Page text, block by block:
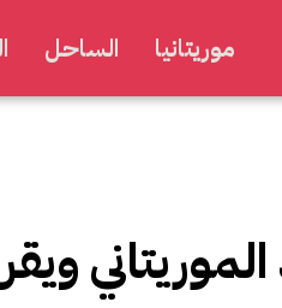
موريتانيا الساحل